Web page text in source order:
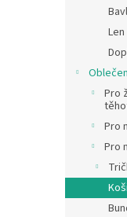
Len
Pro
Pro
Pro